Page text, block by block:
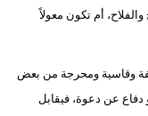
أم تكون معولاً
وقاسية ومحرجة من بعض
دفاع عن دعوة، فيقابل